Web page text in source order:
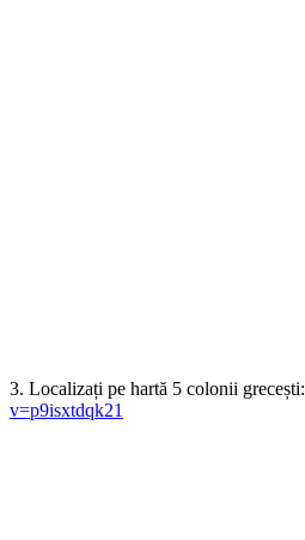
3. Localizați pe hartă 5 colonii grecești:
v=p9isxtdqk21